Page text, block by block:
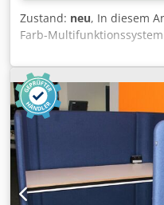
Gerne können Sie sich
Geschäftszeiten
einen Termin! Eine
Versand auf Anfrage
wird für Sie ein
nähere Informationen
persönlich mit uns in
Zustand: neu, In diesem
Farb-Multifunktionssystem
DX C3822i"
DX C3822i mit folgender
Akvsrf inkl.
Verbrauchsmaterial
Sonderausstattung die
Zustand: Es handelt sich
neues Gerät, welches im
den Abbildungen handelt
Verpackung und Versand: